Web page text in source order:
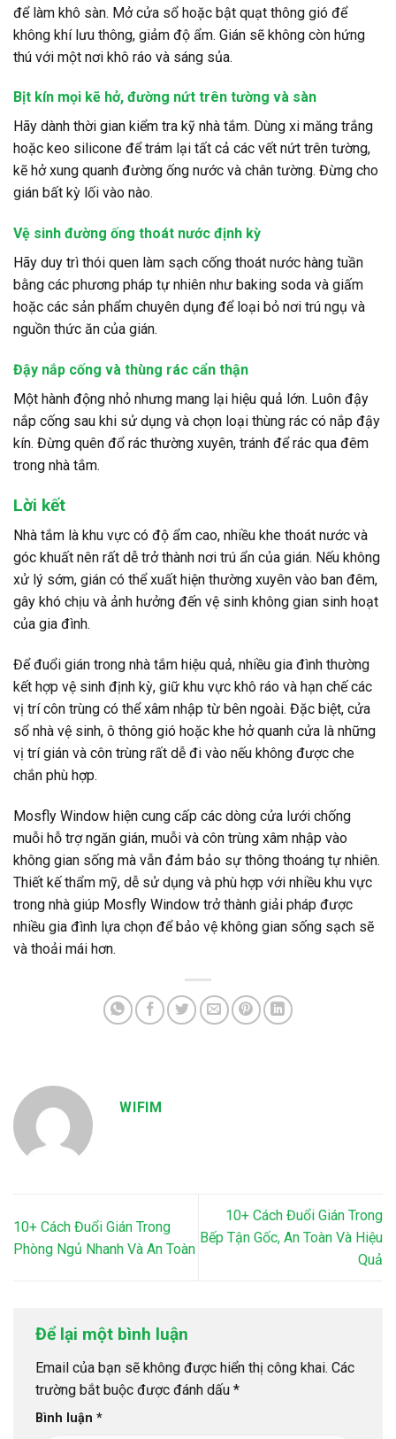
để làm khô sàn. Mở cửa sổ hoặc bật quạt thông gió để
không khí lưu thông, giảm độ ẩm. Gián sẽ không còn hứng
thú với một nơi khô ráo và sáng sủa.
Bịt kín mọi kẽ hở, đường nứt trên tường và sàn
Hãy dành thời gian kiểm tra kỹ nhà tắm. Dùng xi măng trắng
hoặc keo silicone để trám lại tất cả các vết nứt trên tường,
kẽ hở xung quanh đường ống nước và chân tường. Đừng cho
gián bất kỳ lối vào nào.
Vệ sinh đường ống thoát nước định kỳ
Hãy duy trì thói quen làm sạch cống thoát nước hàng tuần
bằng các phương pháp tự nhiên như baking soda và giấm
hoặc các sản phẩm chuyên dụng để loại bỏ nơi trú ngụ và
nguồn thức ăn của gián.
Đậy nắp cống và thùng rác cẩn thận
Một hành động nhỏ nhưng mang lại hiệu quả lớn. Luôn đậy
nắp cống sau khi sử dụng và chọn loại thùng rác có nắp đậy
kín. Đừng quên đổ rác thường xuyên, tránh để rác qua đêm
trong nhà tắm.
Lời kết
Nhà tắm là khu vực có độ ẩm cao, nhiều khe thoát nước và
góc khuất nên rất dễ trở thành nơi trú ẩn của gián. Nếu không
xử lý sớm, gián có thể xuất hiện thường xuyên vào ban đêm,
gây khó chịu và ảnh hưởng đến vệ sinh không gian sinh hoạt
của gia đình.
Để đuổi gián trong nhà tắm hiệu quả, nhiều gia đình thường
kết hợp vệ sinh định kỳ, giữ khu vực khô ráo và hạn chế các
vị trí côn trùng có thể xâm nhập từ bên ngoài. Đặc biệt, cửa
sổ nhà vệ sinh, ô thông gió hoặc khe hở quanh cửa là những
vị trí gián và côn trùng rất dễ đi vào nếu không được che
chắn phù hợp.
Mosfly Window hiện cung cấp các dòng cửa lưới chống
muỗi hỗ trợ ngăn gián, muỗi và côn trùng xâm nhập vào
không gian sống mà vẫn đảm bảo sự thông thoáng tự nhiên.
Thiết kế thẩm mỹ, dễ sử dụng và phù hợp với nhiều khu vực
trong nhà giúp Mosfly Window trở thành giải pháp được
nhiều gia đình lựa chọn để bảo vệ không gian sống sạch sẽ
và thoải mái hơn.
WIFIM
10+ Cách Đuổi Gián Trong
Phòng Ngủ Nhanh Và An Toàn
10+ Cách Đuổi Gián Trong
Bếp Tận Gốc, An Toàn Và Hiệu
Quả
Để lại một bình luận
Email của bạn sẽ không được hiển thị công khai. Các
trường bắt buộc được đánh dấu *
Bình luận *